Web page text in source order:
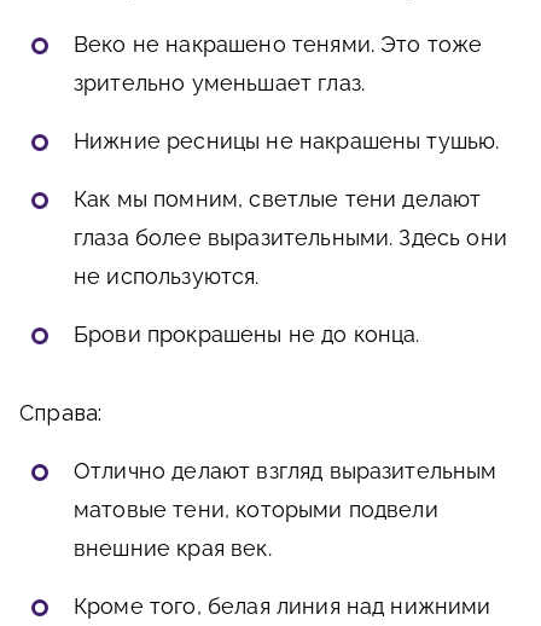
Веко не накрашено тенями. Это тоже
зрительно уменьшает глаз.
Нижние ресницы не накрашены тушью.
Как мы помним, светлые тени делают
глаза более выразительными. Здесь они
не используются.
Брови прокрашены не до конца.
Справа:
Отлично делают взгляд выразительным
матовые тени, которыми подвели
внешние края век.
Кроме того, белая линия над нижними